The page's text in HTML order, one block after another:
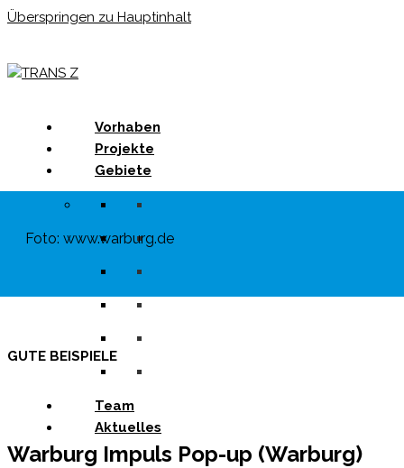
Überspringen zu Hauptinhalt
Vorhaben
Projekte
Gebiete
Team
Aktuelles
Foto: www.warburg.de
GUTE BEISPIELE
Warburg Impuls Pop-up (Warburg)